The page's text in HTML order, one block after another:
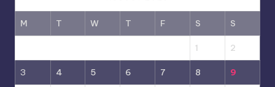
M T W T F S S
1 2
3 4 5 6 7 8 9